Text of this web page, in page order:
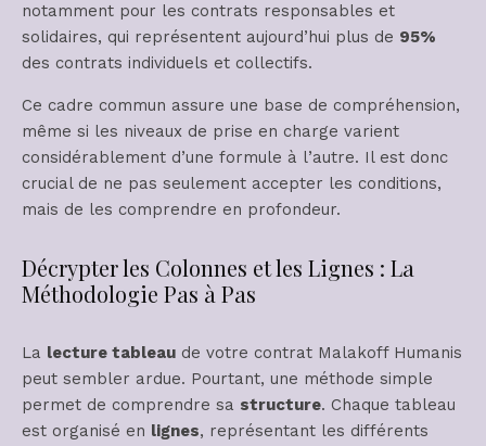
notamment pour les contrats responsables et
solidaires, qui représentent aujourd’hui plus de 95%
des contrats individuels et collectifs.
Ce cadre commun assure une base de compréhension,
même si les niveaux de prise en charge varient
considérablement d’une formule à l’autre. Il est donc
crucial de ne pas seulement accepter les conditions,
mais de les comprendre en profondeur.
Décrypter les Colonnes et les Lignes : La
Méthodologie Pas à Pas
La lecture tableau de votre contrat Malakoff Humanis
peut sembler ardue. Pourtant, une méthode simple
permet de comprendre sa structure. Chaque tableau
est organisé en lignes, représentant les différents